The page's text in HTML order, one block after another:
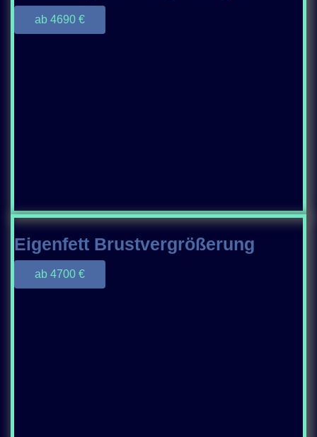
ab 4690 €
Eigenfett Brustvergrößerung
ab 4700 €